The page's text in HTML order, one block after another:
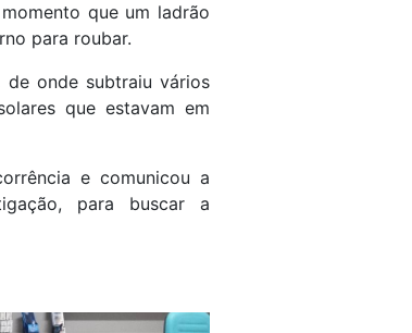
que um ladrão
para roubar.
onde subtraiu vários
que estavam em
e comunicou a
para buscar a